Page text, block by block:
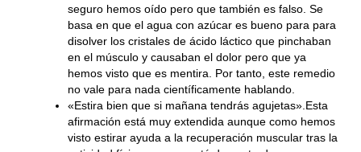
seguro hemos oído pero que también es falso. Se
basa en que el agua con azúcar es bueno para para
disolver los cristales de ácido láctico que pinchaban
en el músculo y causaban el dolor pero que ya
hemos visto que es mentira. Por tanto, este remedio
no vale para nada científicamente hablando.
«Estira bien que si mañana tendrás agujetas».Esta
afirmación está muy extendida aunque como hemos
visto estirar ayuda a la recuperación muscular tras la